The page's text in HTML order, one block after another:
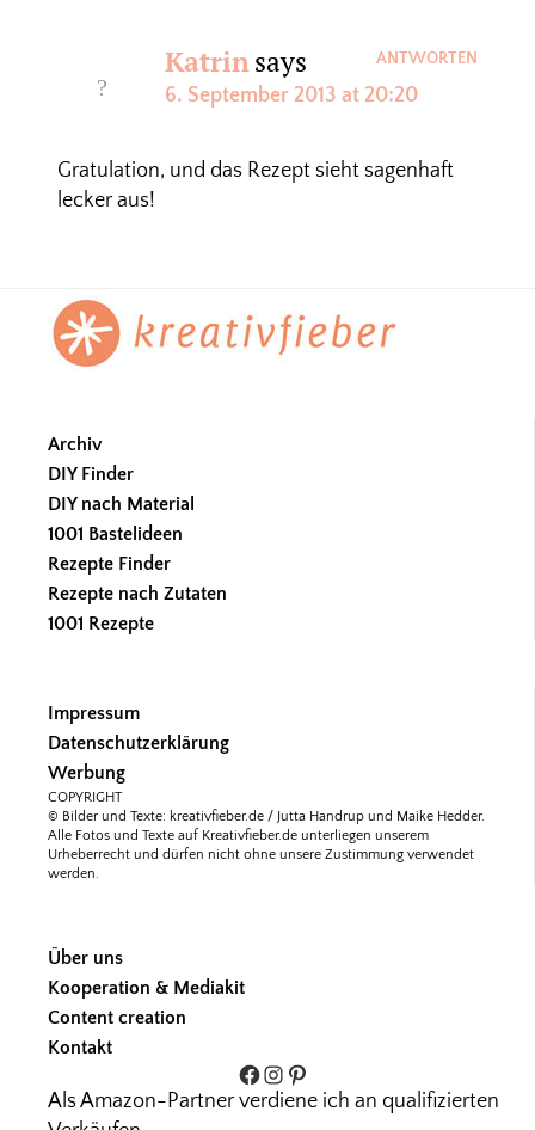
Katrinsays
6. September 2013 at 20:20
Gratulation, und das Rezept sieht sagenhaft
lecker aus!
ANTWORTEN
Footer
Archiv
DIY Finder
DIY nach Material
1001 Bastelideen
Rezepte Finder
Rezepte nach Zutaten
1001 Rezepte
Impressum
Datenschutzerklärung
Werbung
COPYRIGHT
© Bilder und Texte: kreativfieber.de / Jutta Handrup und Maike Hedder.
Alle Fotos und Texte auf Kreativfieber.de unterliegen unserem
Urheberrecht und dürfen nicht ohne unsere Zustimmung verwendet
werden.
Über uns
Kooperation & Mediakit
Content creation
Kontakt
Facebook
Instagram
Pinterest
Als Amazon-Partner verdiene ich an qualifizierten